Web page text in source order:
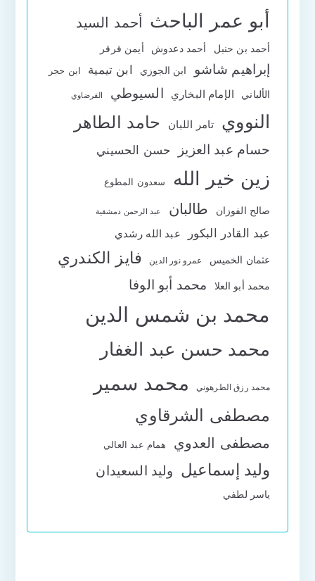
أبو عمر الباحث أحمد السيد
أحمد بن حنبل أحمد دعدوش أيمن قرقر
إبراهيم شاشو ابن الجوزي ابن تيمية ابن حجر
الألباني الإمام البخاري السيوطي القرضاوي
النووي تامر اللبان حامد الطاهر
حسام عبد العزيز حسن الحسيني
زين خير الله سعدون المطوع
صالح الفوزان طالبان عبد الرحمن دمشقية
عبد القادر البكور عبد الله رشدي
عثمان الخميس عمرو نور الدين فايز الكندري
محمد أبو العلا محمد أبو الوفا
محمد بن شمس الدين
محمد حسن عبد الغفار
محمد رزق الطرهوني محمد سمير
مصطفى الشرقاوي
مصطفى العدوي همام عبد العالي
وليد إسماعيل وليد السعيدان
ياسر لطفي